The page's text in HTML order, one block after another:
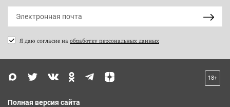
Я даю согласие на обработку персональных данных
18+
Полная версия сайта